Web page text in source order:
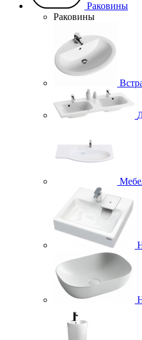
Раковины
Раковины